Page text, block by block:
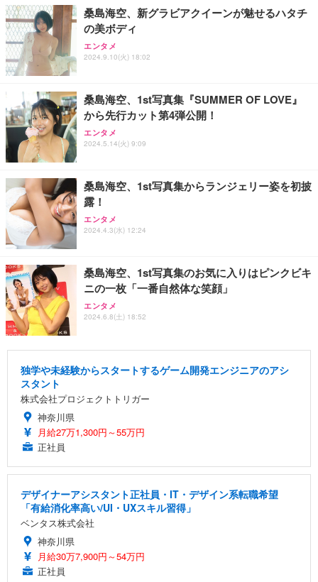
桑島海空、新グラビアクイーンが魅せるハタチ
の美ボディ
エンタメ
2024.9.10(火) 18:02
桑島海空、1st写真集『SUMMER OF LOVE』
から先行カット第4弾公開！
エンタメ
2024.5.14(火) 9:09
桑島海空、1st写真集からランジェリー姿を初披
露！
エンタメ
2024.4.3(水) 12:24
桑島海空、1st写真集のお気に入りはピンクビキ
ニの一枚「一番自然体な笑顔」
エンタメ
2024.6.8(土) 18:52
独学や未経験からスタートするゲーム開発エンジニアのアシ
スタント
株式会社プロジェクトトリガー
神奈川県
月給27万1,300円～55万円
正社員
デザイナーアシスタント正社員・IT・デザイン系転職希望
「有給消化率高い/UI・UXスキル習得」
ベンタス株式会社
神奈川県
月給30万7,900円～54万円
正社員